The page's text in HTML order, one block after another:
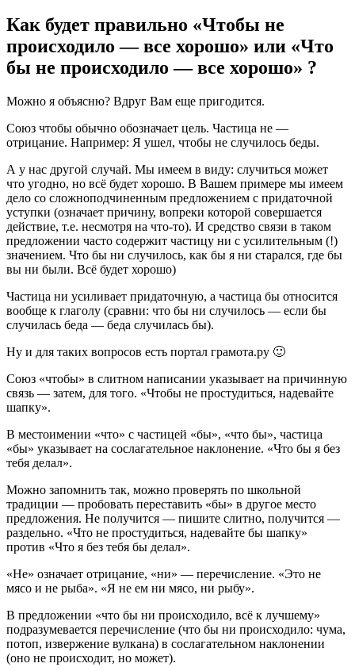
Как будет правильно «Чтобы не
происходило — все хорошо» или «Что
бы не происходило — все хорошо» ?
Можно я объясню? Вдруг Вам еще пригодится.
Союз чтобы обычно обозначает цель. Частица не —
отрицание. Например: Я ушел, чтобы не случилось беды.
А у нас другой случай. Мы имеем в виду: случиться может
что угодно, но всё будет хорошо. В Вашем примере мы имеем
дело со сложноподчиненным предложением с придаточной
уступки (означает причину, вопреки которой совершается
действие, т.е. несмотря на что-то). И средство связи в таком
предложении часто содержит частицу ни с усилительным (!)
значением. Что бы ни случилось, как бы я ни старался, где бы
вы ни были. Всё будет хорошо)
Частица ни усиливает придаточную, а частица бы относится
вообще к глаголу (сравни: что бы ни случилось — если бы
случилась беда — беда случилась бы).
Ну и для таких вопросов есть портал грамота.ру 🙂
Союз «чтобы» в слитном написании указывает на причинную
связь — затем, для того. «Чтобы не простудиться, надевайте
шапку».
В местоимении «что» с частицей «бы», «что бы», частица
«бы» указывает на сослагательное наклонение. «Что бы я без
тебя делал».
Можно запомнить так, можно проверять по школьной
традиции — пробовать переставить «бы» в другое место
предложения. Не получится — пишите слитно, получится —
раздельно. «Что не простудиться, надевайте бы шапку»
против «Что я без тебя бы делал».
«Не» означает отрицание, «ни» — перечисление. «Это не
мясо и не рыба». «Я не ем ни мясо, ни рыбу».
В предложении «что бы ни происходило, всё к лучшему»
подразумевается перечисление (что бы ни происходило: чума,
потоп, извержение вулкана) в сослагательном наклонении
(оно не происходит, но может).